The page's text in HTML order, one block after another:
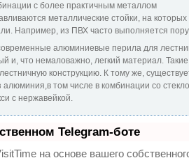
с более практичным металлом
металлические стойки, на которых
Например, из ПВХ часто выполняется
алюминиевые перила для
что немаловажно, легкий материал. Такие
конструкцию. К тому же,
алюминия,в том числе в комбинации со
с нержавейкой.
Telegram-боте
на основе вашего